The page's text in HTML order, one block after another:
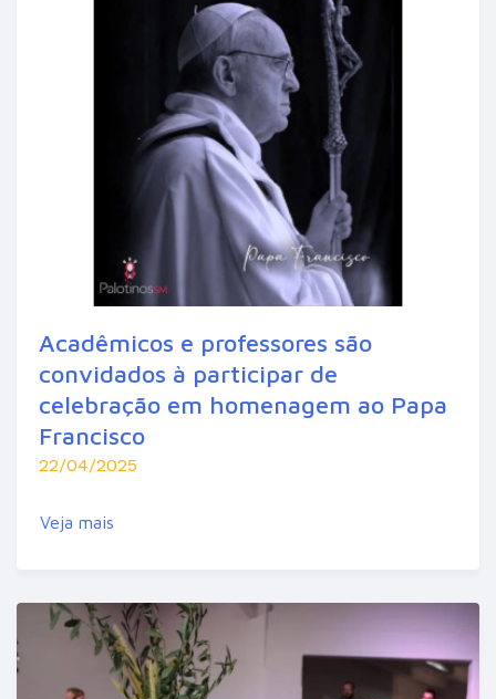
Acadêmicos e professores são
convidados à participar de
celebração em homenagem ao Papa
Francisco
22/04/2025
Veja mais